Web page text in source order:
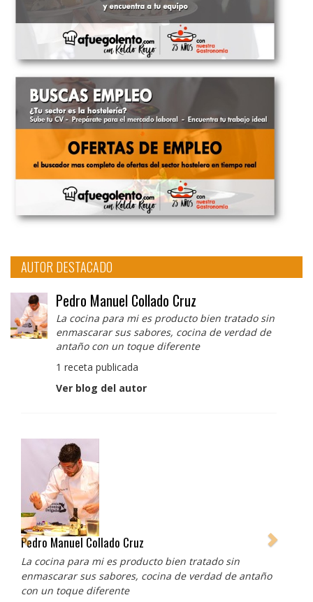
AUTOR DESTACADO
Pedro Manuel Collado Cruz
La cocina para mi es producto bien tratado sin
enmascarar sus sabores, cocina de verdad de
antaño con un toque diferente
1 receta publicada
Ver blog del autor
Pedro Manuel Collado Cruz
La cocina para mi es producto bien tratado sin
enmascarar sus sabores, cocina de verdad de antaño
con un toque diferente